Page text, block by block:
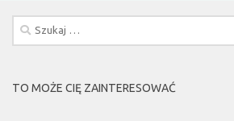
Szukaj:
TO MOŻE CIĘ ZAINTERESOWAĆ